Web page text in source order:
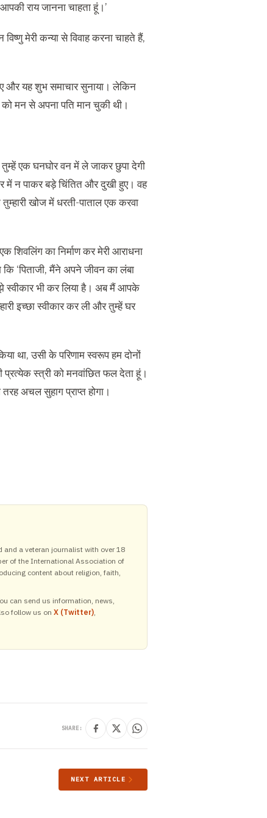
राय जानना चाहता हूं।’
मेरी कन्या से विवाह करना चाहते हैं,
गए और यह शुभ समाचार सुनाया। लेकिन
मन से अपना पति मान चुकी थी।
एक घनघोर वन में ले जाकर छुपा देगी
में न पाकर बड़े चिंतित और दुखी हुए। वह
खोज में धरती-पाताल एक करवा
का निर्माण कर मेरी आराधना
‘पिताजी, मैंने अपने जीवन का लंबा
स्वीकार भी कर लिया है। अब मैं आपके
इच्छा स्वीकार कर ली और तुम्हें घर
था, उसी के परिणाम स्वरूप हम दोनों
प्रत्येक स्त्री को मनवांछित फल देता हूं।
तरह अचल सुहाग प्राप्त होगा।
a veteran journalist with over 18
of the International Association of
content about religion, faith,
can send us information, news,
follow us on X (Twitter),
SHARE:
NEXT ARTICLE